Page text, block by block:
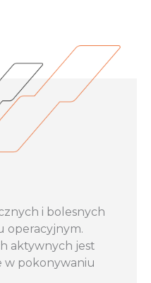
i bolesnych
operacyjnym.
aktywnych jest
w pokonywaniu